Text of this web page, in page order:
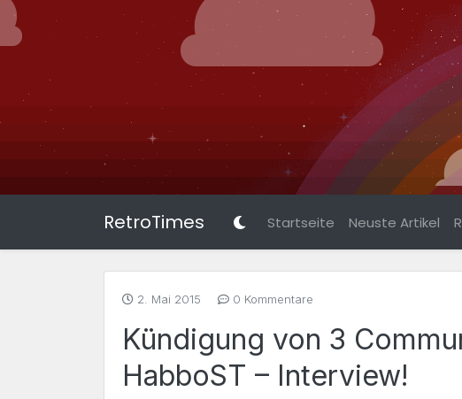
RetroTimes Startseite Neuste Artikel
2. Mai 2015 0 Kommentare
Kündigung von 3
HabboST – Interview!